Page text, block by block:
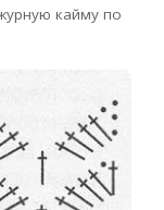
кайму по